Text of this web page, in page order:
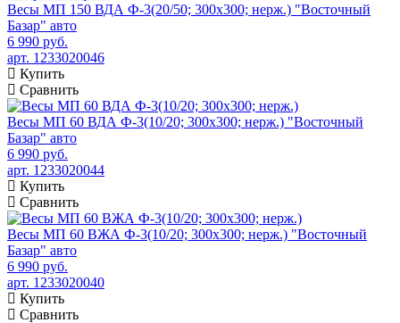
Весы МП 150 ВДА Ф-3(20/50; 300х300; нерж.) "Восточный
Базар" авто
6 990 руб.
арт. 1233020046
Купить
Сравнить
Весы МП 60 ВДА Ф-3(10/20; 300х300; нерж.) "Восточный
Базар" авто
6 990 руб.
арт. 1233020044
Купить
Сравнить
Весы МП 60 ВЖА Ф-3(10/20; 300х300; нерж.) "Восточный
Базар" авто
6 990 руб.
арт. 1233020040
Купить
Сравнить